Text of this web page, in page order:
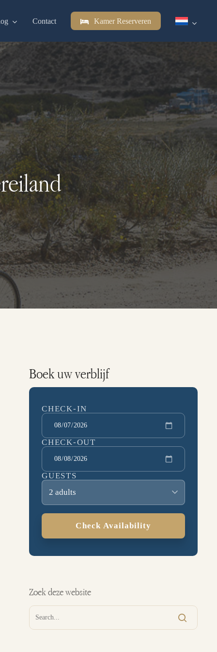
Contact Kamer Reserveren
Boek uw verblijf
CHECK-IN
CHECK-OUT
GUESTS
2 adults
Check Availability
Zoek deze website